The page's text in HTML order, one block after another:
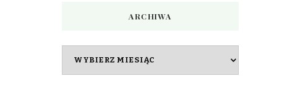
ARCHIWA